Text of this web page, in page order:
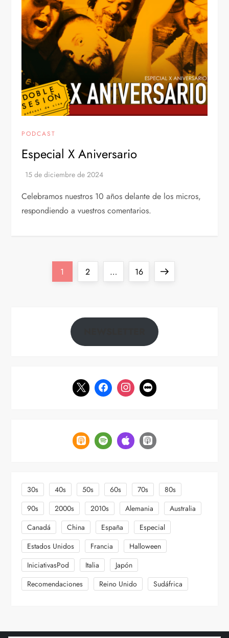
PODCAST
Especial X Aniversario
Celebramos nuestros 10 años delante de los micros,
respondiendo a vuestros comentarios.
r
Página
1 Página
2 … Página
16
Siguiente
30s 40s 50s 60s 70s
80s
90s
2000s 2010s Alemania
Australia
Canadá
China España
Especial
Estados Unidos
Francia
Halloween
IniciativasPod
Italia
Japón
Recomendaciones
Reino Unido Sudáfrica